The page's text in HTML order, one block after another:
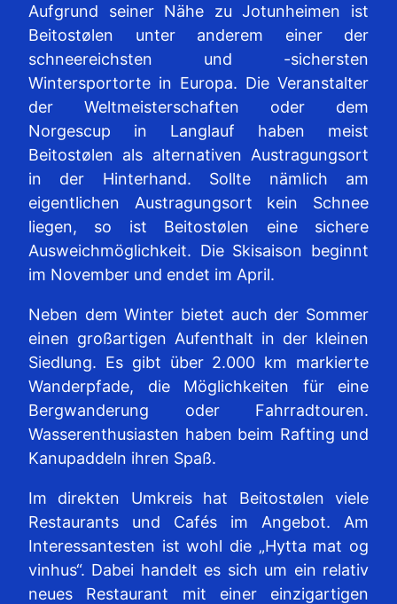
Aufgrund seiner Nähe zu Jotunheimen ist
Beitostølen unter anderem einer der
schneereichsten und -sichersten
Wintersportorte in Europa. Die Veranstalter
der Weltmeisterschaften oder dem
Norgescup in Langlauf haben meist
Beitostølen als alternativen Austragungsort
in der Hinterhand. Sollte nämlich am
eigentlichen Austragungsort kein Schnee
liegen, so ist Beitostølen eine sichere
Ausweichmöglichkeit. Die Skisaison beginnt
im November und endet im April.
Neben dem Winter bietet auch der Sommer
einen großartigen Aufenthalt in der kleinen
Siedlung. Es gibt über 2.000 km markierte
Wanderpfade, die Möglichkeiten für eine
Bergwanderung oder Fahrradtouren.
Wasserenthusiasten haben beim Rafting und
Kanupaddeln ihren Spaß.
Im direkten Umkreis hat Beitostølen viele
Restaurants und Cafés im Angebot. Am
Interessantesten ist wohl die „Hytta mat og
vinhus“. Dabei handelt es sich um ein relativ
neues Restaurant mit einer einzigartigen